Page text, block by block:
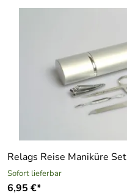
Relags Reise Maniküre Set
Sofort lieferbar
6,95 €*